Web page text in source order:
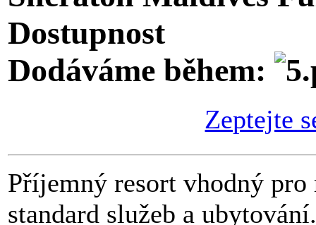
Dostupnost
Dodáváme během:
Zeptejte
Příjemný resort vhodný
standard služeb a